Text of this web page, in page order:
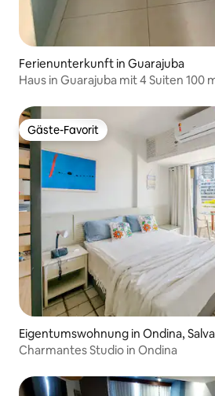
Ferienunterkunft in Guarajuba
Haus in Guarajuba mit 4 Suiten 100
Gäste-Favorit
Gäste-Favorit
Eigentumswohnung in Ondina,
Charmantes Studio in Ondina